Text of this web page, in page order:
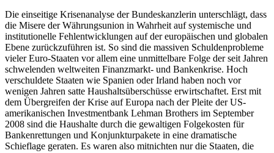
Die einseitige Krisenanalyse der Bundeskanzlerin unterschlägt, dass
die Misere der Währungsunion in Wahrheit auf systemische und
institutionelle Fehlentwicklungen auf der europäischen und globalen
Ebene zurückzuführen ist. So sind die massiven Schuldenprobleme
vieler Euro-Staaten vor allem eine unmittelbare Folge der seit Jahren
schwelenden weltweiten Finanzmarkt- und Bankenkrise. Hoch
verschuldete Staaten wie Spanien oder Irland haben noch vor
wenigen Jahren satte Haushaltsüberschüsse erwirtschaftet. Erst mit
dem Übergreifen der Krise auf Europa nach der Pleite der US-
amerikanischen Investmentbank Lehman Brothers im September
2008 sind die Haushalte durch die gewaltigen Folgekosten für
Bankenrettungen und Konjunkturpakete in eine dramatische
Schieflage geraten. Es waren also mitnichten nur die Staaten, die